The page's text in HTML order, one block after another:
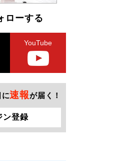
ローする
YouTube
に速報が届く！
ン登録